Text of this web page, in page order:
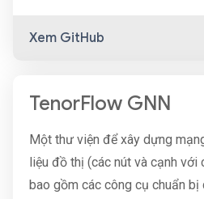
Xem GitHub
TenorFlow GNN
Một thư viện để xây dựng
liệu đồ thị (các nút và cạnh với
bao gồm các công cụ chuẩn